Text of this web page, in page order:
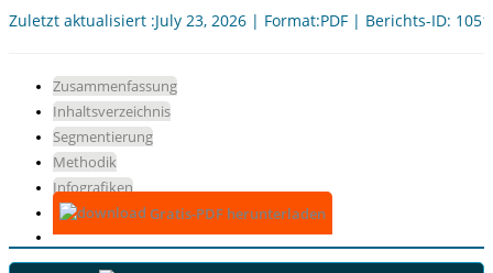
Zuletzt aktualisiert :July 23, 2026 | Format:PDF | Berichts-ID:
Zusammenfassung
Inhaltsverzeichnis
Segmentierung
Methodik
Infografiken
Gratis-PDF herunterladen